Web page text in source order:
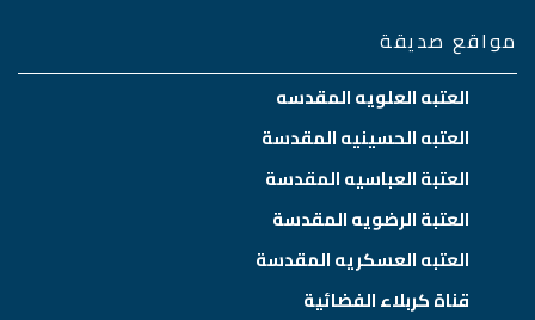
مواقع صديقة
العتبه العلويه المقدسه
العتبه الحسينيه المقدسة
العتبة العباسيه المقدسة
العتبة الرضويه المقدسة
العتبه العسكريه المقدسة
قناة كربلاء الفضائية